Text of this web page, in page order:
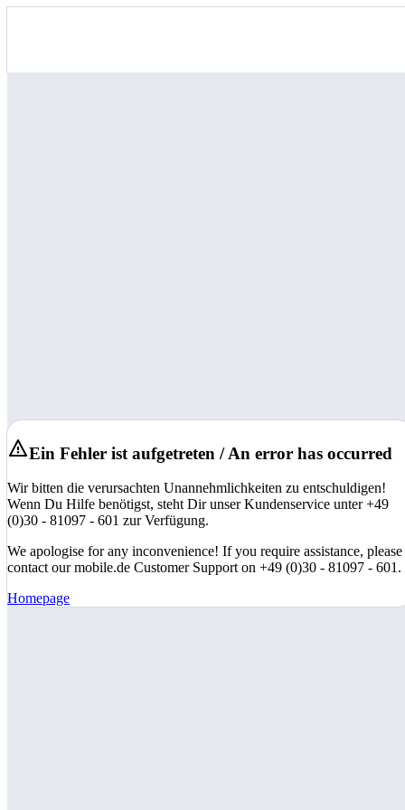
Ein Fehler ist aufgetreten / An error has occurred
Wir bitten die verursachten Unannehmlichkeiten zu entschuldigen!
Wenn Du Hilfe benötigst, steht Dir unser Kundenservice unter +49
(0)30 - 81097 - 601 zur Verfügung.
We apologise for any inconvenience! If you require assistance, please
contact our mobile.de Customer Support on +49 (0)30 - 81097 - 601.
Homepage